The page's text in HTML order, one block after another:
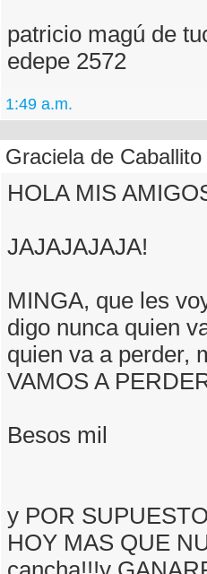
patricio magú de
edepe 2572
1:49 a.m.
Graciela de Caballito
HOLA MIS
JAJAJAJAJA!
MINGA, que les
digo nunca quien
quien va a perder,
VAMOS A
Besos mil
y POR
HOY MAS QUE